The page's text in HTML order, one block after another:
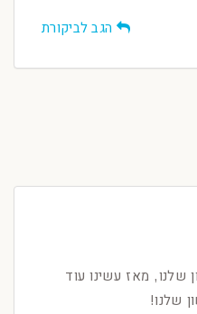
הגב לביקורת
שלנו, מאז עשינו עוד
שלנו!